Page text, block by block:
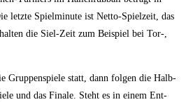
letz­te Spiel­mi­nu­te ist Net­to-Spiel­zeit, das
die Siel-Zeit zum Bei­spiel bei Tor‑,
Grup­pen­spie­le statt, dann fol­gen die Halb­
und das Fina­le. Steht es in einem Ent­